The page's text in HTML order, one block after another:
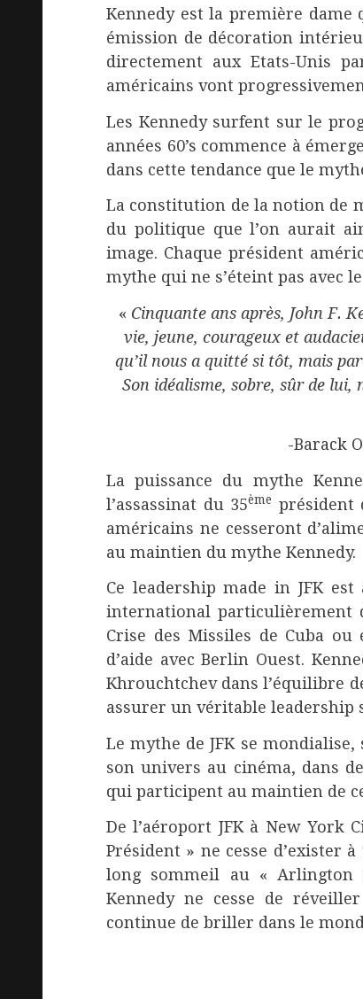
Kennedy est la première dame
émission de décoration
directement aux Etats-Unis
américains vont
Les Kennedy surfent sur le
années 60’s commence à
dans cette tendance que le
La constitution de la notion de
du politique que l’on aurait
image. Chaque président
mythe qui ne s’éteint pas avec
« Cinquante ans après, John F.
vie, jeune, courageux et
qu’il nous a quitté si tôt, mais
Son idéalisme, sobre, sûr de lui,
-Barack
La puissance du mythe
l’assassinat du 35ème président
américains ne cesseront
au maintien du mythe Kennedy.
Ce leadership made in JFK
international particulièrement
Crise des Missiles de Cuba
d’aide avec Berlin Ouest.
Khrouchtchev dans l’équilibre
assurer un véritable leadership
Le mythe de JFK se
son univers au cinéma, dans
qui participent au maintien de
De l’aéroport JFK à New York
Président » ne cesse d’exister
long sommeil au « Arlington
Kennedy ne cesse de
continue de briller dans le